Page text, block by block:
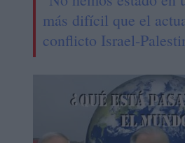
más difícil que el
conflicto Israel-